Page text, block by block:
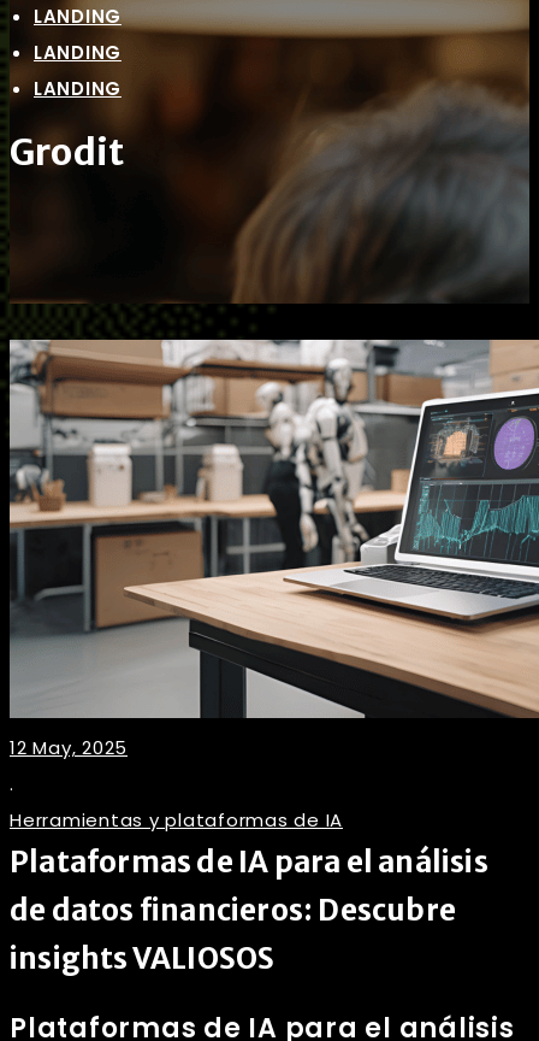
LANDING
LANDING
LANDING
Grodit
12 May, 2025
.
Herramientas y plataformas de IA
Plataformas de IA para el análisis
de datos financieros: Descubre
insights VALIOSOS
Plataformas de IA para el análisis